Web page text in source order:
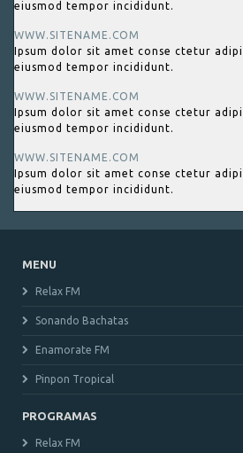
eiusmod tempor incididunt.
WWW.SITENAME.COM
Ipsum dolor sit amet conse ctetur
eiusmod tempor incididunt.
WWW.SITENAME.COM
Ipsum dolor sit amet conse ctetur
eiusmod tempor incididunt.
WWW.SITENAME.COM
Ipsum dolor sit amet conse ctetur
eiusmod tempor incididunt.
MENU
Relax FM
Sonando Bachatas
Enamorate FM
Pinpon Tropical
PROGRAMAS
Relax FM